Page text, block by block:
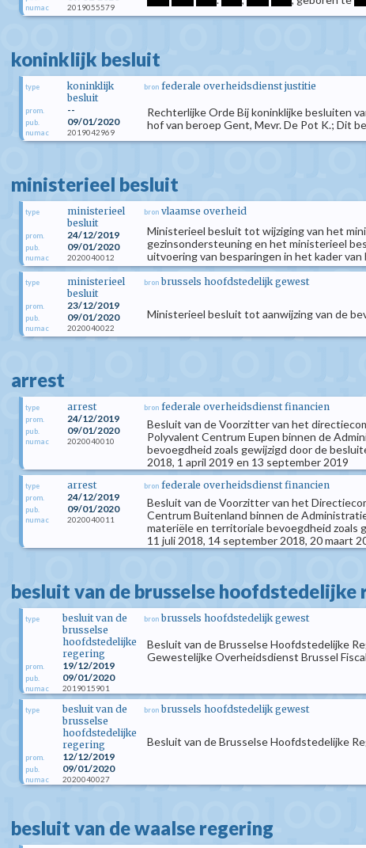
numac 2019055579
koninklijk besluit
type
koninklijk
besluit
prom. --
pub. 09/01/2020
numac 2019042969
bron federale overheidsdienst justitie
Rechterlijke Orde Bij koninklijke besluiten
hof van beroep Gent, Mevr. De Pot K.; Dit
ministerieel besluit
type
ministerieel
besluit
prom. 24/12/2019
pub. 09/01/2020
numac 2020040012
bron vlaamse overheid
Ministerieel besluit tot wijziging van het
gezinsondersteuning en het ministerieel
uitvoering van besparingen in het kader
type
ministerieel
besluit
prom. 23/12/2019
pub. 09/01/2020
numac 2020040022
bron brussels hoofdstedelijk gewest
Ministerieel besluit tot aanwijzing van de
arrest
type arrest
prom. 24/12/2019
pub. 09/01/2020
numac 2020040010
bron federale overheidsdienst financien
Besluit van de Voorzitter van het
Polyvalent Centrum Eupen binnen de
bevoegdheid zoals gewijzigd door de
2018, 1 april 2019 en 13 september 2019
type arrest
prom. 24/12/2019
pub. 09/01/2020
numac 2020040011
bron federale overheidsdienst financien
Besluit van de Voorzitter van het
Centrum Buitenland binnen de
materiële en territoriale bevoegdheid zoals
11 juli 2018, 14 september 2018, 20 maart
besluit van de brusselse hoofdstedelijke
type
besluit van de
brusselse
hoofdstedelijke
regering
prom. 19/12/2019
pub. 09/01/2020
numac 2019015901
bron brussels hoofdstedelijk gewest
Besluit van de Brusselse Hoofdstedelijke
Gewestelijke Overheidsdienst Brussel
type
besluit van de
brusselse
hoofdstedelijke
regering
prom. 12/12/2019
pub. 09/01/2020
numac 2020040027
bron brussels hoofdstedelijk gewest
Besluit van de Brusselse Hoofdstedelijke
besluit van de waalse regering